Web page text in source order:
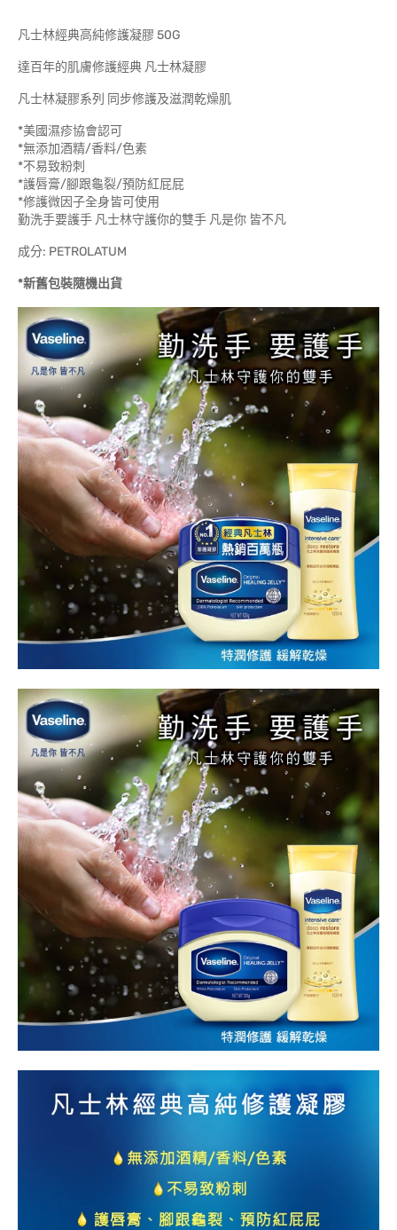
凡士林經典高純修護凝膠 50G
達百年的肌膚修護經典 凡士林凝膠
凡士林凝膠系列 同步修護及滋潤乾燥肌
*美國濕疹協會認可
*無添加酒精/香料/色素
*不易致粉刺
*護唇膏/腳跟龜裂/預防紅屁屁
*修護微因子全身皆可使用
勤洗手要護手 凡士林守護你的雙手 凡是你 皆不凡
成分: PETROLATUM
*新舊包裝隨機出貨